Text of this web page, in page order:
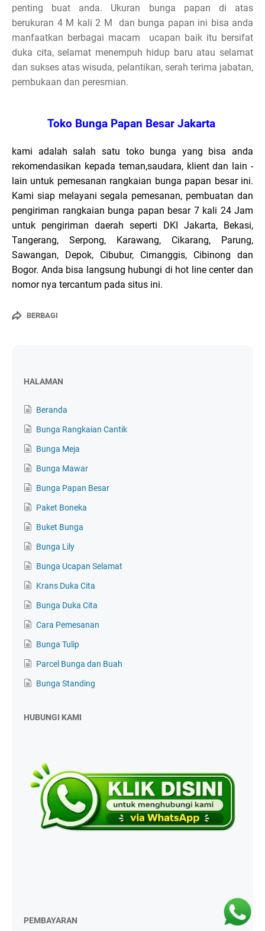
penting buat anda. Ukuran bunga papan di atas
berukuran 4 M kali 2 M dan bunga papan ini bisa anda
manfaatkan berbagai macam ucapan baik itu bersifat
duka cita, selamat menempuh hidup baru atau selamat
dan sukses atas wisuda, pelantikan, serah terima jabatan,
pembukaan dan peresmian.
Toko Bunga Papan Besar Jakarta
kami adalah salah satu toko bunga yang bisa anda
rekomendasikan kepada teman,saudara, klient dan lain -
lain untuk pemesanan rangkaian bunga papan besar ini.
Kami siap melayani segala pemesanan, pembuatan dan
pengiriman rangkaian bunga papan besar 7 kali 24 Jam
untuk pengiriman daerah seperti DKI Jakarta, Bekasi,
Tangerang, Serpong, Karawang, Cikarang, Parung,
Sawangan, Depok, Cibubur, Cimanggis, Cibinong dan
Bogor. Anda bisa langsung hubungi di hot line center dan
nomor nya tercantum pada situs ini.
BERBAGI
HALAMAN
Beranda
Bunga Rangkaian Cantik
Bunga Meja
Bunga Mawar
Bunga Papan Besar
Paket Boneka
Buket Bunga
Bunga Lily
Bunga Ucapan Selamat
Krans Duka Cita
Bunga Duka Cita
Cara Pemesanan
Bunga Tulip
Parcel Bunga dan Buah
Bunga Standing
HUBUNGI KAMI
PEMBAYARAN